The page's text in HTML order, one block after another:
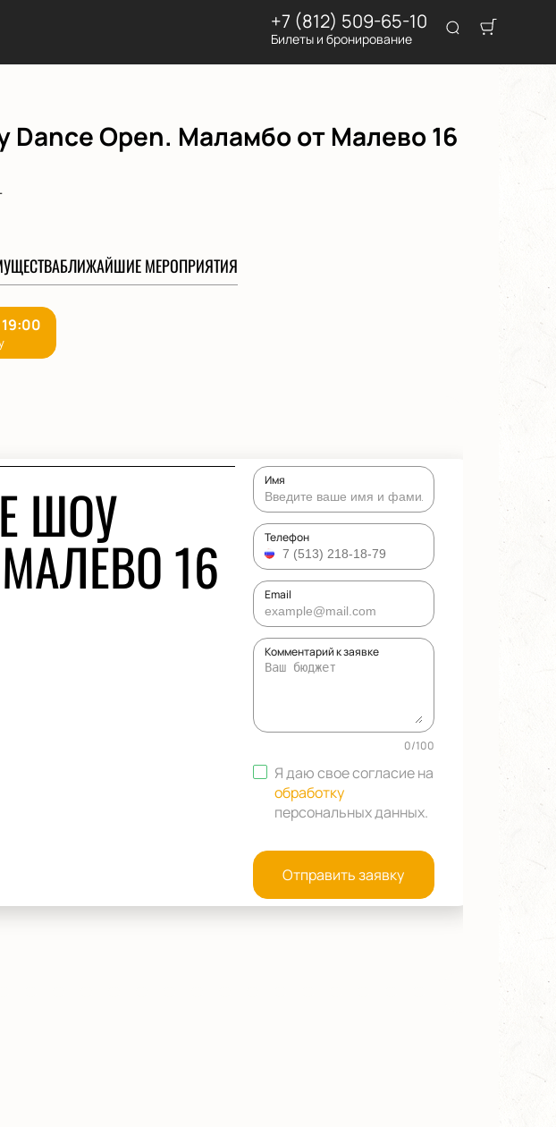
+7 (812) 509-65-10
Билеты и бронирование
Dance Open. Маламбо от Малево 16
БЛИЖАЙШИЕ МЕРОПРИЯТИЯ
ШОУ
16
Имя
Телефон
Email
Комментарий к заявке
0/100
Я даю свое согласие на
обработку
персональных данных.
Отправить заявку